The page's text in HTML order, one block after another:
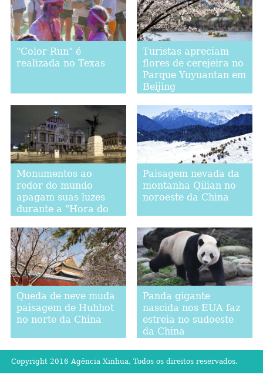
"Color Run" é
realizada no Texas
Turistas apreciam
flores de cerejeira no
Parque Yuyuantan em
Beijing
Monumentos ao
redor do mundo
apagam suas luzes
durante a "Hora do
Paisagem nevada da
montanha Qilian no
noroeste da China
Queda de neve muda
paisagem de Huhhot
no norte da China
Panda gigante
nascida nos EUA faz
estreia no sudoeste
da China
Copyright 2016 Agência Xinhua. Todos os direitos reservados.